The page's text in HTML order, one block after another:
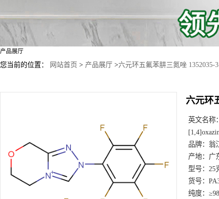
产品展厅
您当前的位置： 网站首页 > 产品展厅 >六元环五氟苯肼三氮唑 1352035-
六元环
英文名称
品牌： 翁
产地： 广
型号： 25
货号：
纯度：